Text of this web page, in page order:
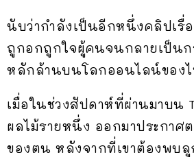
นับว่ากำลังเป็นอีกหนึ่งคลิปเรื่อ
ถูกอกถูกใจผู้คนจนกลายเป็นก
หลักล้านบนโลกออนไลน์ของ
เมื่อในช่วงสัปดาห์ที่ผ่านมาบน
ผลไม้รายหนึ่ง ออกมาประกาศ
ของตน หลังจากที่เขาต้องพบ